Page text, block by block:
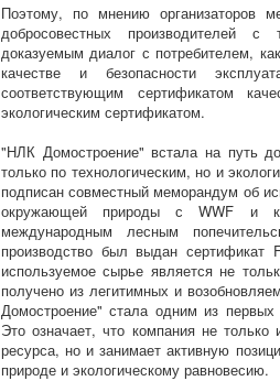
Поэтому, по мнению организаторов
добросовестных производителей
доказуемым диалог с потребителем,
качестве и безопасности
соответствующим сертификатом
экологическим сертификатом.
"НЛК Домостроение" встала на путь
только по технологическим, но и
подписан совместный меморандум об
окружающей природы с WWF и
международным лесным
производство был выдан сертификат
используемое сырье является не
получено из легитимных и
Домостроение" стала одним из
Это означает, что компания не
ресурса, но и занимает активную
природе и экологическому равновесию.